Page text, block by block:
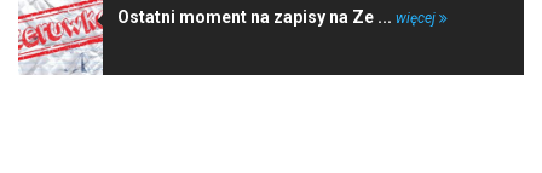
Ostatni moment na zapisy na Ze ... więcej